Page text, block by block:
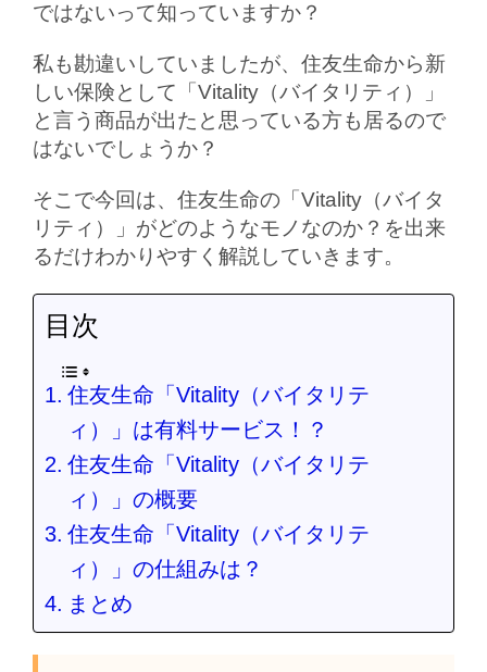
ではないって知っていますか？
私も勘違いしていましたが、住友生命から新
しい保険として「Vitality（バイタリティ）」
と言う商品が出たと思っている方も居るので
はないでしょうか？
そこで今回は、住友生命の「Vitality（バイタ
リティ）」がどのようなモノなのか？を出来
るだけわかりやすく解説していきます。
目次
住友生命「Vitality（バイタリテ
ィ）」は有料サービス！？
住友生命「Vitality（バイタリテ
ィ）」の概要
住友生命「Vitality（バイタリテ
ィ）」の仕組みは？
まとめ